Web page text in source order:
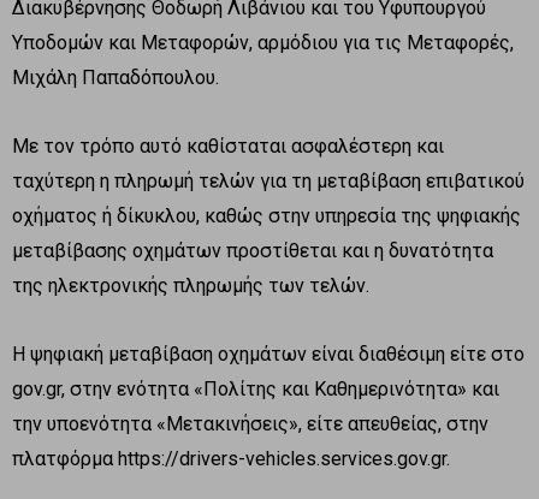
Διακυβέρνησης Θοδωρή Λιβάνιου και του Υφυπουργού
Υποδομών και Μεταφορών, αρμόδιου για τις Μεταφορές,
Μιχάλη Παπαδόπουλου.
Με τον τρόπο αυτό καθίσταται ασφαλέστερη και
ταχύτερη η πληρωμή τελών για τη μεταβίβαση επιβατικού
οχήματος ή δίκυκλου, καθώς στην υπηρεσία της ψηφιακής
μεταβίβασης οχημάτων προστίθεται και η δυνατότητα
της ηλεκτρονικής πληρωμής των τελών.
Η ψηφιακή μεταβίβαση οχημάτων είναι διαθέσιμη είτε στο
gov.gr, στην ενότητα «Πολίτης και Καθημερινότητα» και
την υποενότητα «Μετακινήσεις», είτε απευθείας, στην
πλατφόρμα https://drivers-vehicles.services.gov.gr.